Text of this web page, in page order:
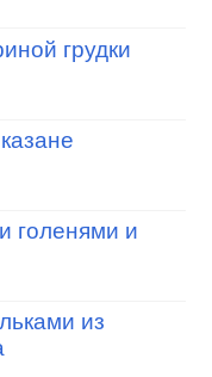
грудки
голенями и
из